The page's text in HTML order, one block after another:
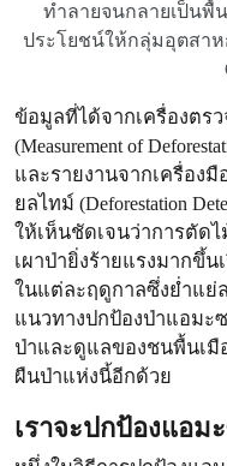
ทำลายจนกลายเป็นพื้
ประโยชน์ให้กลุ่มอุตสาห
ข้อมูลที่ได้จากเครื่องตร
(Measurement of
และรายงานจากเครื่อง
ยลไทม์ (Deforestation
ให้เห็นชัดเจนว่าการตัด
เผาป่ายิ่งร้ายแรงมากขึ้
ในแต่ละฤดูกาลซึ่งย่ำแย่
แนวทางปกป้องป่าแอมะ
ป่าและดูแลของชนพื้นเมื
ผืนป่าแห่งนี้อีกด้วย
เราจะปกป้องแอม